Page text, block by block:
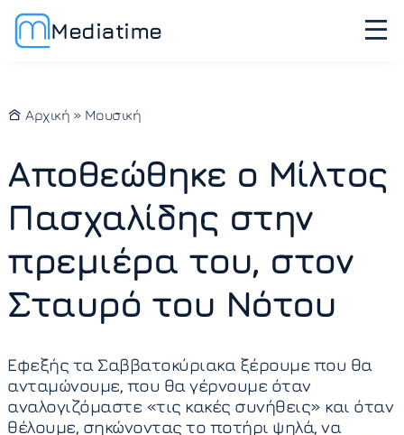
Mediatime
Αρχική » Μουσική
Αποθεώθηκε ο Μίλτος
Πασχαλίδης στην
πρεμιέρα του, στον
Σταυρό του Νότου
Εφεξής τα Σαββατοκύριακα ξέρουμε που θα
ανταμώνουμε, που θα γέρνουμε όταν
αναλογιζόμαστε «τις κακές συνήθεις» και όταν
θέλουμε, σηκώνοντας το ποτήρι ψηλά, να